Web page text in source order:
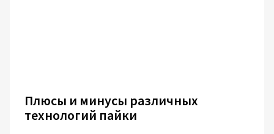
Плюсы и минусы различных
технологий пайки